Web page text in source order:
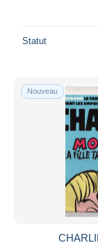
Statut
Nouveau